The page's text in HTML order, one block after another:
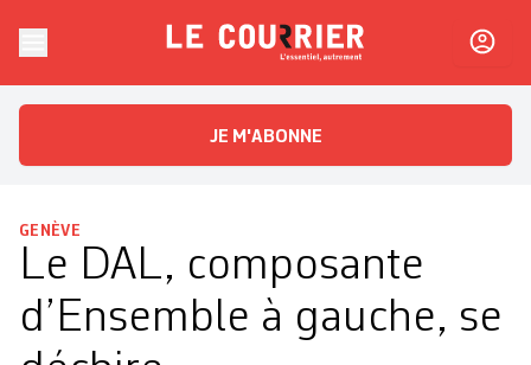
Le CourrierL'essentiel, autrement
JE M'ABONNE
GENÈVE
Le DAL, composante
d’Ensemble à gauche, se